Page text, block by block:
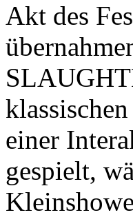
Akt des
einer
gespielt,